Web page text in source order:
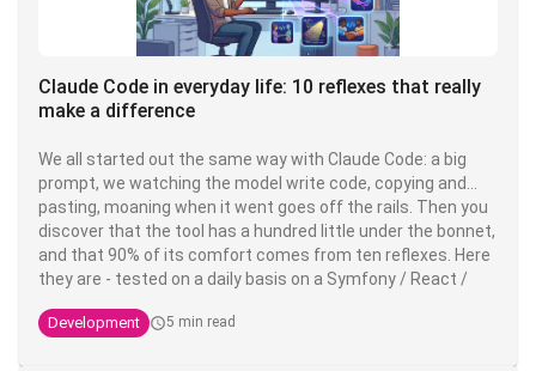
Claude Code in everyday life: 10 reflexes that really
make a difference
We all started out the same way with Claude Code: a big
prompt, we watching the model write code, copying and
pasting, moaning when it went goes off the rails. Then you
discover that the tool has a hundred little under the bonnet,
and that 90% of its comfort comes from ten reflexes. Here
they are - tested on a daily basis on a Symfony / React /
Development 5 min read